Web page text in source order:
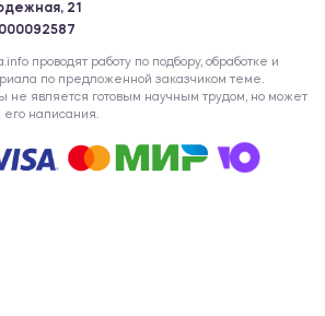
21
проводят работу по подбору, обработке и
по предложенной заказчиком теме.
не является готовым научным трудом, но может
его написания.